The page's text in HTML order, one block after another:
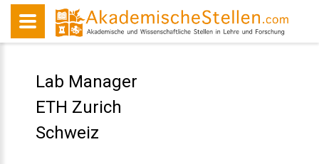
Lab Manager
ETH Zurich
Schweiz